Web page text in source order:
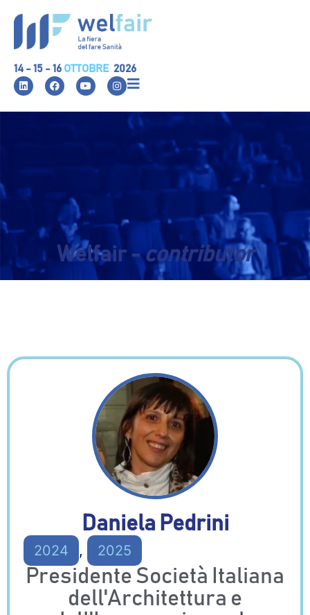
14 - 15 - 16 OTTOBRE 2026
Welfair -contributor
Daniela Pedrini
2024 , 2025
Presidente Società Italiana
dell'Architettura e